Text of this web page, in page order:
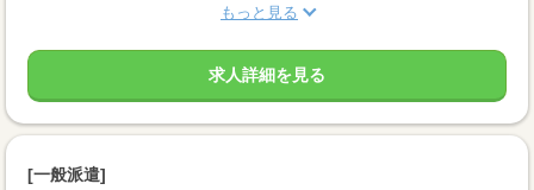
もっと見る
求人詳細を見る
[一般派遣]